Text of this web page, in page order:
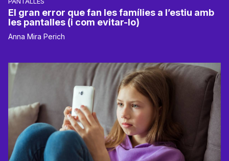
El gran error que fan les famílies a l’estiu amb
les pantalles (i com evitar-lo)
Anna Mira Perich